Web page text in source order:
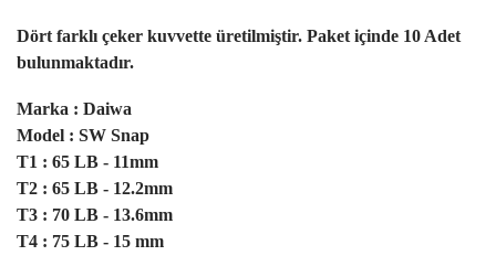
Dört farklı çeker kuvvette üretilmiştir. Paket içinde 10 Adet
bulunmaktadır.
Marka : Daiwa
Model : SW Snap
T1 : 65 LB - 11mm
T2 : 65 LB - 12.2mm
T3 : 70 LB - 13.6mm
T4 : 75 LB - 15 mm